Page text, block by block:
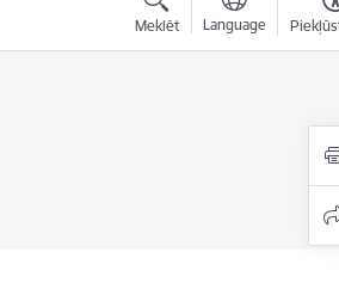
Meklēt Language